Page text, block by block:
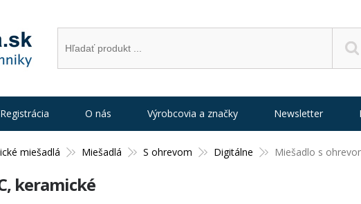
miešadlá Miešadlá S ohrevom Digitálne Miešadlo s
keramické
O nás Výrobcovia a značky Newsletter